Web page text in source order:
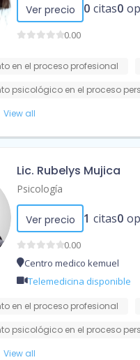
Ver precio 0 citas0
0.00
en el proceso profesional
psicológico en el proceso
View all
Lic. Rubelys Mujica
Psicología
Ver precio 1 citas0
0.00
Centro medico kemuel
Telemedicina disponible
en el proceso profesional
psicológico en el proceso
View all